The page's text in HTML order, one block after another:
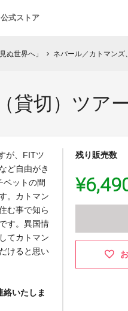
公式ストア
ぬ世界へ」 chevron_right ネパール／カトマンズ
貸切）ツア
が、FITツ
ど自由がき
ベットの間
。カトマン
む事で知ら
す。異国情
てカトマン
けると思い
いたしま
残り販売数